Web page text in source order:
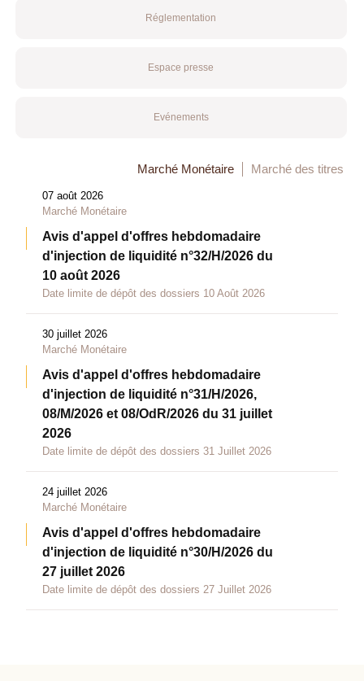
Réglementation
Espace presse
Evénements
Marché Monétaire Marché des titres
07 août 2026
Marché Monétaire
Avis d'appel d'offres hebdomadaire
d'injection de liquidité n°32/H/2026 du
10 août 2026
Date limite de dépôt des dossiers 10 Août 2026
30 juillet 2026
Marché Monétaire
Avis d'appel d'offres hebdomadaire
d'injection de liquidité n°31/H/2026,
08/M/2026 et 08/OdR/2026 du 31 juillet
2026
Date limite de dépôt des dossiers 31 Juillet 2026
24 juillet 2026
Marché Monétaire
Avis d'appel d'offres hebdomadaire
d'injection de liquidité n°30/H/2026 du
27 juillet 2026
Date limite de dépôt des dossiers 27 Juillet 2026